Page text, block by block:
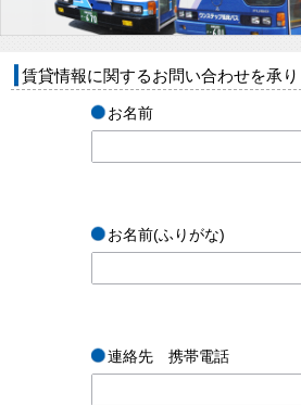
賃貸情報に関するお問い合わせを承り
お名前
お名前(ふりがな)
連絡先 携帯電話